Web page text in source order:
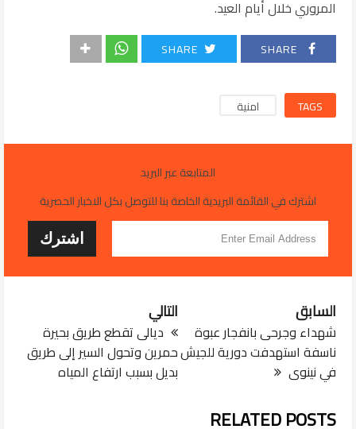
المروري خلال أيام العيد.
SHARE
SHARE
TAGS امنية
المتابعة عبر البريد
اشترك في القائمة البريدية الخاصة بنا للتوصل بكل الاخبار الحصرية
التالي
ديالى تقطع طريق بحيرة
حمرين وتحول السير إلى طريق
بديل بسبب ارتفاع المياه
السابق
شهداء وجرحى بانفجار عبوة
ناسفة استهدفت دورية للجيش
في نينوى
RELATED POSTS